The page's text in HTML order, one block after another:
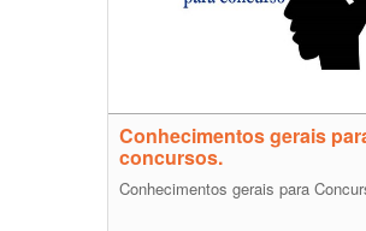
Conhecimentos gerais
concursos.
Conhecimentos gerais para